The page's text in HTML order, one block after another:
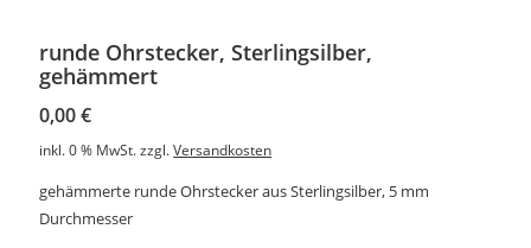
runde Ohrstecker, Sterlingsilber,
gehämmert
0,00€
inkl. 0 % MwSt. zzgl.Versandkosten
gehämmerte runde Ohrstecker aus Sterlingsilber, 5 mm
Durchmesser